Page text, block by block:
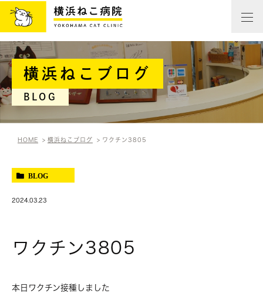
横浜ねこブログ
BLOG
HOME 横浜ねこブログ ワクチン3805
BLOG
2024.03.23
ワクチン3805
本日ワクチン接種しました